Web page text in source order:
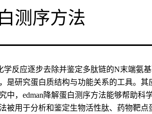
测序方法
学反应逐步去除并鉴定多肽链的N末端氨
是研究蛋白质结构与功能关系的工具。
中，edman降解蛋白测序方法能够帮助
被用于分析和鉴定生物活性肽、药物靶